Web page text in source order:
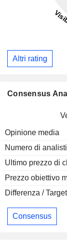
Altri rating
Consensus
Opinione media
Numero di analisti
Ultimo prezzo di
Prezzo obiettivo
Differenza /
Consensus